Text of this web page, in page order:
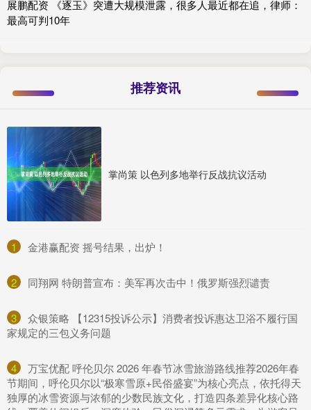
展鹏配资 《逐玉》突遭大规模泄露，很多人最近都在追，律师：
最高可判10年
推荐资讯
掌尚策 以色列多地举行反战抗议活动
1 ​金港赢配资 摇号结果，出炉！
2 ​同翔网 特朗普宣布：美军再次击中！俄罗斯强烈谴责
3
​众银策略 【12315投诉公示】消费者投诉惠达卫浴不履行国
家规定的三包义务问题
4
​万宝优配 呼伦贝尔 2026 年春节冰雪旅游路线推荐2026年春
节期间，呼伦贝尔以“极寒雪原+民俗盛宴”为核心亮点，依托得天
独厚的冰雪资源与浓郁的少数民族文化，打造四条差异化核心路